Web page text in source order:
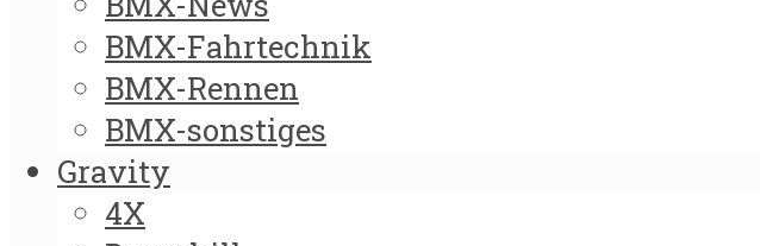
BMX-Fahrtechnik
BMX-Rennen
BMX-sonstiges
Gravity
4X